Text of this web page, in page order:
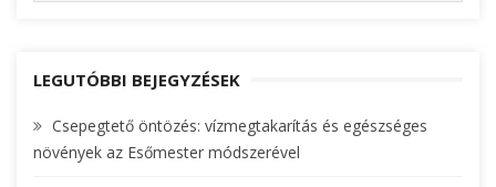
c
f
o
LEGUTÓBBI BEJEGYZÉSEK
Csepegtető öntözés: vízmegtakarítás és egészséges
növények az Esőmester módszerével